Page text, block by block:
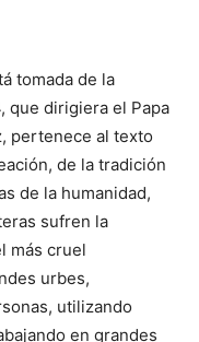
tomada de la
que dirigiera el Papa
pertenece al texto
de la tradición
de la humanidad,
sufren la
más cruel
urbes,
utilizando
en grandes